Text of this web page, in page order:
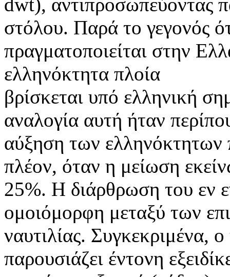
στόλου. Παρά το γεγονός
πραγματοποιείται στην
ελληνόκτητα πλοία
βρίσκεται υπό ελληνική
αναλογία αυτή ήταν
αύξηση των ελληνόκτητων
πλέον, όταν η μείωση
25%. Η διάρθρωση του εν
ομοιόμορφη μεταξύ των
ναυτιλίας. Συγκεκριμένα,
παρουσιάζει έντονη